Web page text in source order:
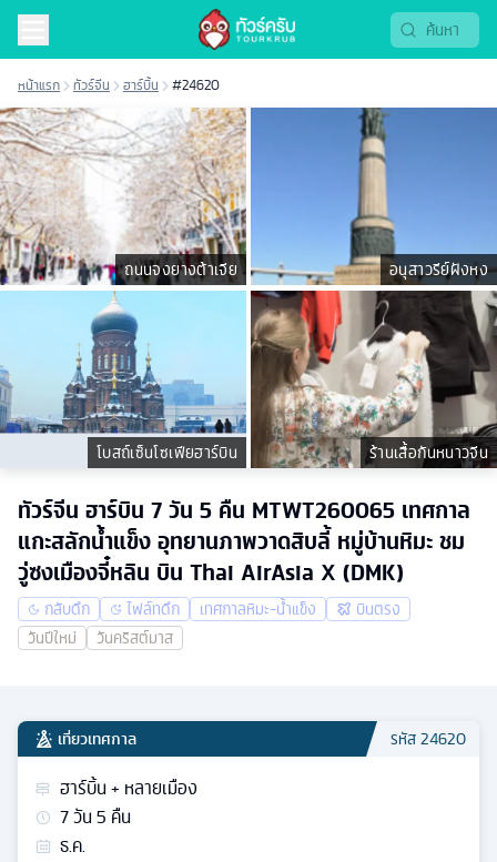
หน้าแรก ทัวร์จีน ฮาร์บิ้น #24620
ถนนจงยางต้าเจีย อนุสาวรีย์ฝังหง
โบสถ์เซ็นโซเฟียฮาร์บิน ร้านเสื้อกันหนาวจีน
ทัวร์จีน ฮาร์บิน 7 วัน 5 คืน MTWT260065 เทศกาล
แกะสลักน้ำแข็ง อุทยานภาพวาดสิบลี้ หมู่บ้านหิมะ ชม
วู่ซงเมืองจี๋หลิน บิน Thai AirAsia X (DMK)
กลับดึก ไฟล์ทดึก เทศกาลหิมะ-น้ำแข็ง
บินตรง
วันปีใหม่
วันคริสต์มาส
เที่ยวเทศกาล รหัส24620
ฮาร์บิ้น + หลายเมือง
7วัน5 คืน
ธ.ค.